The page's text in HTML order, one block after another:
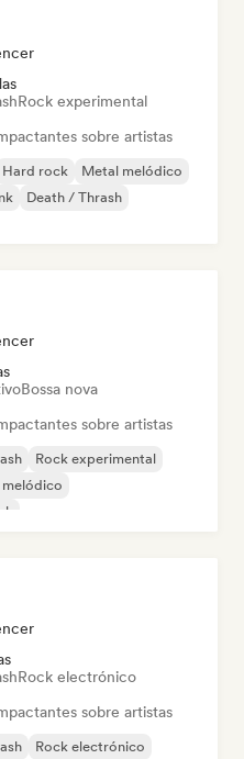
Rock experimental
sobre artistas
Hard rock
Metal melódico
Death / Thrash
Bossa nova
sobre artistas
Rock experimental
Rock electrónico
sobre artistas
Rock electrónico